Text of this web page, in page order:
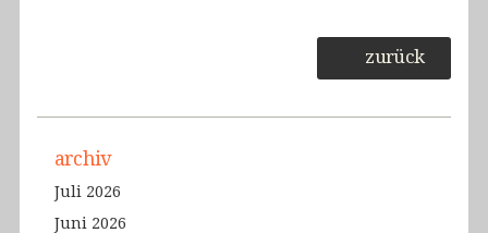
zurück
archiv
Juli 2026
Juni 2026